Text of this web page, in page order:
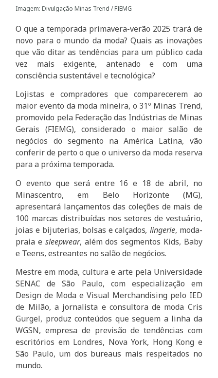
Imagem: Divulgação Minas Trend / FIEMG
O que a temporada primavera-verão 2025 trará de
novo para o mundo da moda? Quais as inovações
que vão ditar as tendências para um público cada
vez mais exigente, antenado e com uma
consciência sustentável e tecnológica?
Lojistas e compradores que comparecerem ao
maior evento da moda mineira, o 31º Minas Trend,
promovido pela Federação das Indústrias de Minas
Gerais (FIEMG), considerado o maior salão de
negócios do segmento na América Latina, vão
conferir de perto o que o universo da moda reserva
para a próxima temporada.
O evento que será entre 16 e 18 de abril, no
Minascentro, em Belo Horizonte (MG),
apresentará lançamentos das coleções de mais de
100 marcas distribuídas nos setores de vestuário,
joias e bijuterias, bolsas e calçados, lingerie, moda-
praia e sleepwear, além dos segmentos Kids, Baby
e Teens, estreantes no salão de negócios.
Mestre em moda, cultura e arte pela Universidade
SENAC de São Paulo, com especialização em
Design de Moda e Visual Merchandising pelo IED
de Milão, a jornalista e consultora de moda Cris
Gurgel, produz conteúdos que seguem a linha da
WGSN, empresa de previsão de tendências com
escritórios em Londres, Nova York, Hong Kong e
São Paulo, um dos bureaus mais respeitados no
mundo.